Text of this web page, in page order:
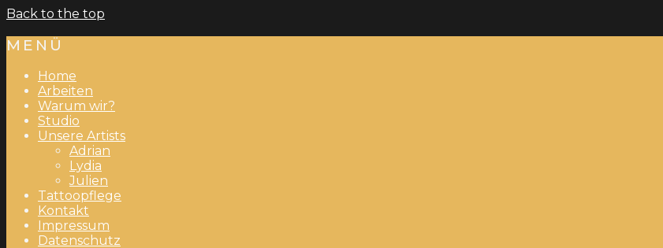
Back to the top
MENÜ
Home
Arbeiten
Warum wir?
Studio
Unsere Artists
Adrian
Lydia
Julien
Tattoopflege
Kontakt
Impressum
Datenschutz